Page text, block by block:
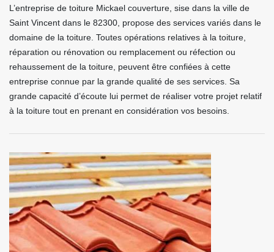
L’entreprise de toiture Mickael couverture, sise dans la ville de
Saint Vincent dans le 82300, propose des services variés dans le
domaine de la toiture. Toutes opérations relatives à la toiture,
réparation ou rénovation ou remplacement ou réfection ou
rehaussement de la toiture, peuvent être confiées à cette
entreprise connue par la grande qualité de ses services. Sa
grande capacité d’écoute lui permet de réaliser votre projet relatif
à la toiture tout en prenant en considération vos besoins.